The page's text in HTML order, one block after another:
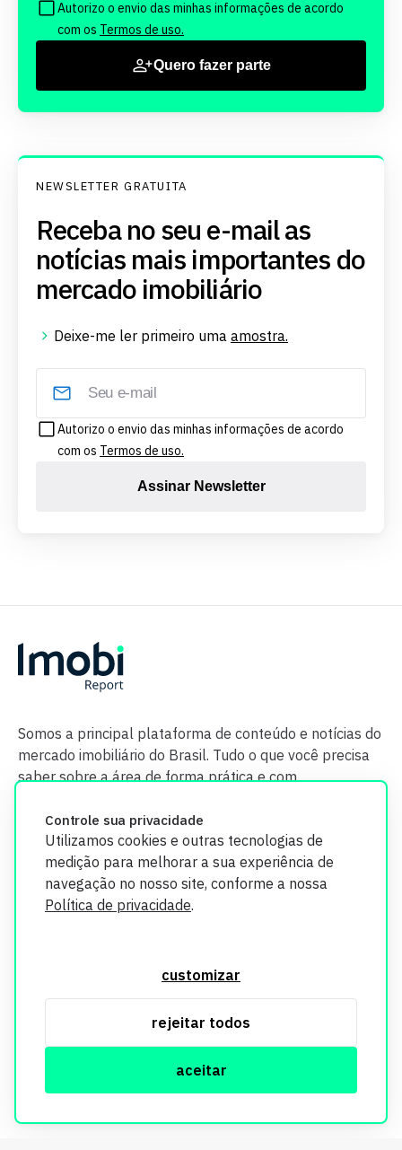
Controle sua privacidade
Utilizamos cookies e outras tecnologias de
medição para melhorar a sua experiência de
navegação no nosso site, conforme a nossa
Política de privacidade.
customizar
rejeitar todos
aceitar
Autorizo o envio das minhas informações de acordo
com os Termos de uso.
Quero fazer parte
NEWSLETTER GRATUITA
Receba no seu e-mail as
notícias mais importantes do
mercado imobiliário
Deixe-me ler primeiro uma amostra.
Autorizo o envio das minhas informações de acordo
com os Termos de uso.
Assinar Newsletter
Somos a principal plataforma de conteúdo e notícias do
mercado imobiliário do Brasil. Tudo o que você precisa
saber sobre a área de forma prática e com
segurança. Todos os dados coletados em nosso site são
utilizados exclusivamente para fins de aprimoramento de
informações, consulte nossa Política de Privacidade.
© Copyright Imobi Report. Todos os direitos reservados.
Política de privacidade
mobister